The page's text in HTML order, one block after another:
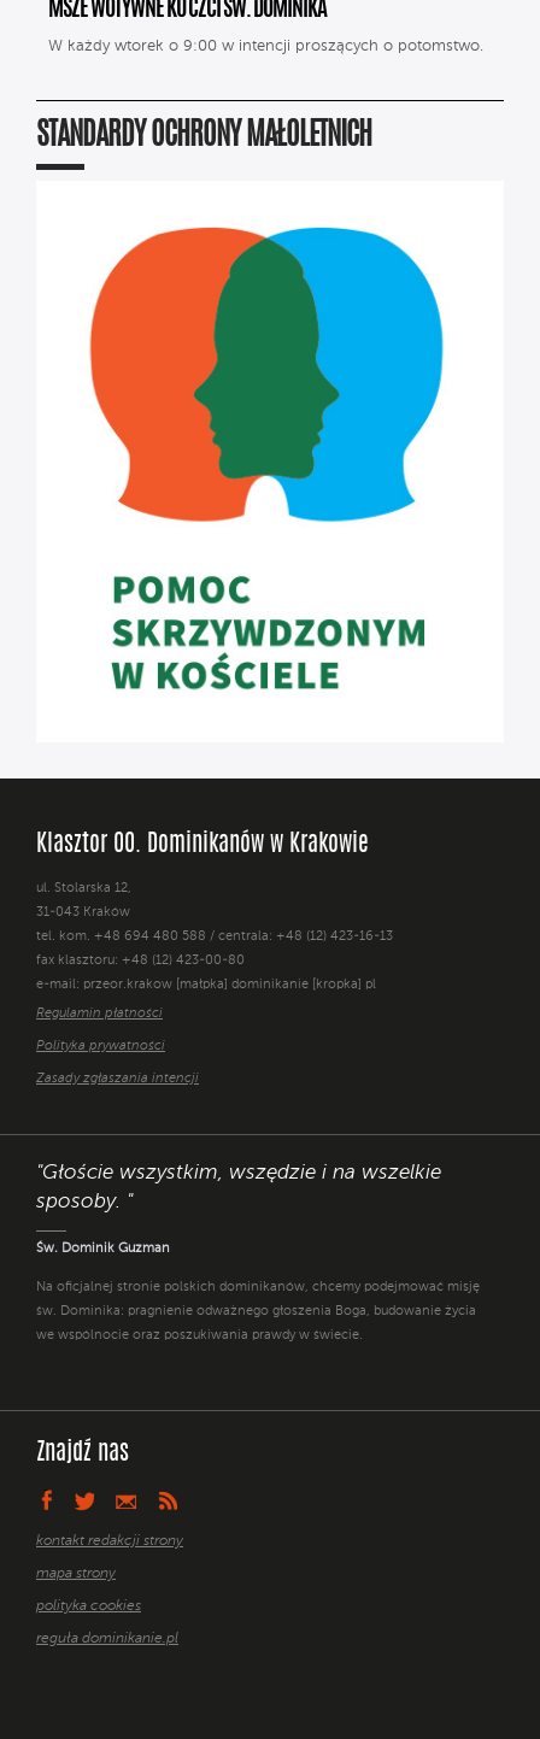
MSZE WOTYWNE KU CZCI ŚW. DOMINIKA
W każdy wtorek o 9:00 w intencji proszących o potomstwo.
STANDARDY OCHRONY MAŁOLETNICH
Klasztor OO. Dominikanów w Krakowie
ul. Stolarska 12,
31-043 Kraków
tel. kom. +48 694 480 588 / centrala: +48 (12) 423-16-13
fax klasztoru: +48 (12) 423-00-80
e-mail: przeor.krakow [małpka] dominikanie [kropka] pl
Regulamin płatności
Polityka prywatności
Zasady zgłaszania intencji
"Głoście wszystkim, wszędzie i na wszelkie
sposoby. "
Św. Dominik Guzman
Na oficjalnej stronie polskich dominikanów, chcemy podejmować misję
św. Dominika: pragnienie odważnego głoszenia Boga, budowanie życia
we wspólnocie oraz poszukiwania prawdy w świecie.
Znajdź nas
kontakt redakcji strony
mapa strony
polityka cookies
reguła dominikanie.pl